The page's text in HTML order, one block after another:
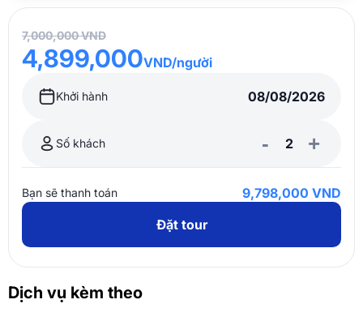
7,000,000 VND
4,899,000VND/người
Khởi hành
Số khách - +
Bạn sẽ thanh toán
9,798,000 VND
Đặt tour
Dịch vụ kèm theo